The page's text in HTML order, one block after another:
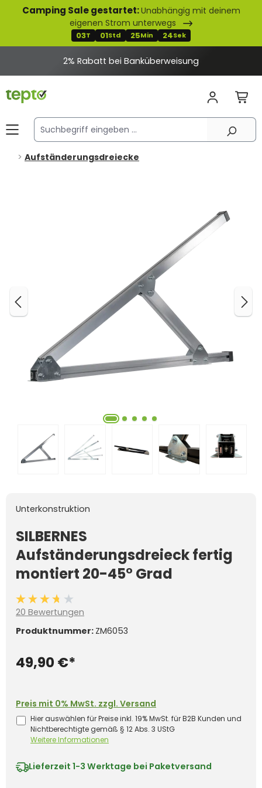
springen
Camping Sale gestartet:Unabhängig mit deinem
eigenen Strom unterwegs
03T 01Std 25Min 24Sek
2% Rabatt bei Banküberweisung
Aufständerungsdreiecke
Unterkonstruktion
SILBERNES
Aufständerungsdreieck fertig
montiert 20-45° Grad
Durchschnittliche Bewertung von 3.7 von 5 Sternen
20 Bewertungen
Produktnummer: ZM6053
49,90 €*
Preis mit 0% MwSt. zzgl. Versand
Hier auswählen für Preise inkl. 19% MwSt. für B2B Kunden und
Nichtberechtigte gemäß § 12 Abs. 3 UStG
Weitere Informationen
Lieferzeit 1-3 Werktage bei Paketversand